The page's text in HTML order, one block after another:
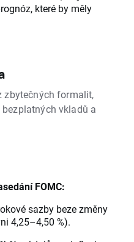
které by měly
zbytečných formalit,
vkladů a
FOMC:
sazby beze změny
4,25–4,50 %).